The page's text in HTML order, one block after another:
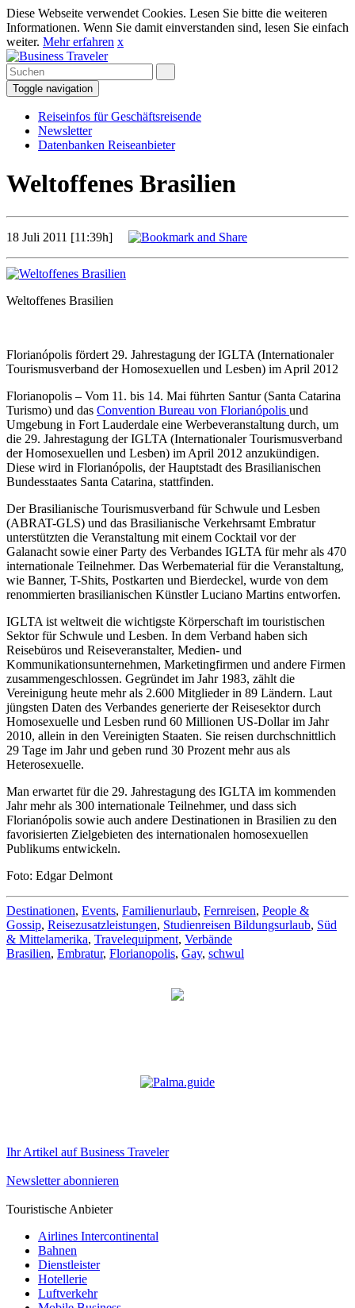
Diese Webseite verwendet Cookies. Lesen Sie bitte die weiteren
Informationen. Wenn Sie damit einverstanden sind, lesen Sie einfach
weiter. Mehr erfahren x
Toggle navigation
Reiseinfos für Geschäftsreisende
Newsletter
Datenbanken Reiseanbieter
Weltoffenes Brasilien
18 Juli 2011 [11:39h]
Weltoffenes Brasilien
Florianópolis fördert 29. Jahrestagung der IGLTA (Internationaler
Tourismusverband der Homosexuellen und Lesben) im April 2012
Florianopolis – Vom 11. bis 14. Mai führten Santur (Santa Catarina
Turismo) und das Convention Bureau von Florianópolis und
Umgebung in Fort Lauderdale eine Werbeveranstaltung durch, um
die 29. Jahrestagung der IGLTA (Internationaler Tourismusverband
der Homosexuellen und Lesben) im April 2012 anzukündigen.
Diese wird in Florianópolis, der Hauptstadt des Brasilianischen
Bundesstaates Santa Catarina, stattfinden.
Der Brasilianische Tourismusverband für Schwule und Lesben
(ABRAT-GLS) und das Brasilianische Verkehrsamt Embratur
unterstützten die Veranstaltung mit einem Cocktail vor der
Galanacht sowie einer Party des Verbandes IGLTA für mehr als 470
internationale Teilnehmer. Das Werbematerial für die Veranstaltung,
wie Banner, T-Shits, Postkarten und Bierdeckel, wurde von dem
renommierten brasilianischen Künstler Luciano Martins entworfen.
IGLTA ist weltweit die wichtigste Körperschaft im touristischen
Sektor für Schwule und Lesben. In dem Verband haben sich
Reisebüros und Reiseveranstalter, Medien- und
Kommunikationsunternehmen, Marketingfirmen und andere Firmen
zusammengeschlossen. Gegründet im Jahr 1983, zählt die
Vereinigung heute mehr als 2.600 Mitglieder in 89 Ländern. Laut
jüngsten Daten des Verbandes generierte der Reisesektor durch
Homosexuelle und Lesben rund 60 Millionen US-Dollar im Jahr
2010, allein in den Vereinigten Staaten. Sie reisen durchschnittlich
29 Tage im Jahr und geben rund 30 Prozent mehr aus als
Heterosexuelle.
Man erwartet für die 29. Jahrestagung des IGLTA im kommenden
Jahr mehr als 300 internationale Teilnehmer, und dass sich
Florianópolis sowie auch andere Destinationen in Brasilien zu den
favorisierten Zielgebieten des internationalen homosexuellen
Publikums entwickeln.
Foto: Edgar Delmont
Destinationen, Events, Familienurlaub, Fernreisen, People &
Gossip, Reisezusatzleistungen, Studienreisen Bildungsurlaub, Süd
& Mittelamerika, Travelequipment, Verbände
Brasilien, Embratur, Florianopolis, Gay, schwul
Ihr Artikel auf Business Traveler
Newsletter abonnieren
Touristische Anbieter
Airlines Intercontinental
Bahnen
Dienstleister
Hotellerie
Luftverkehr